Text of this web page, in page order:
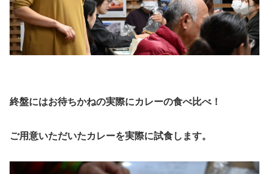
終盤にはお待ちかねの実際にカレーの食べ比べ！
ご用意いただいたカレーを実際に試食します。